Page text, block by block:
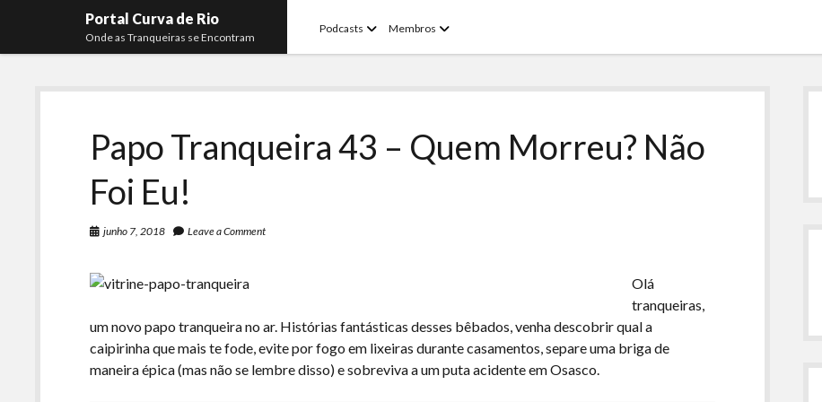
Portal Curva de Rio
Onde as Tranqueiras se Encontram
Podcasts openMembros open
Papo Tranqueira 43 – Quem Morreu? Não
Foi Eu!
junho 7, 2018 Leave a Comment
Olá
tranqueiras,
um novo papo tranqueira no ar. Histórias fantásticas desses bêbados, venha descobrir qual a
caipirinha que mais te fode, evite por fogo em lixeiras durante casamentos, separe uma briga de
maneira épica (mas não se lembre disso) e sobreviva a um puta acidente em Osasco.